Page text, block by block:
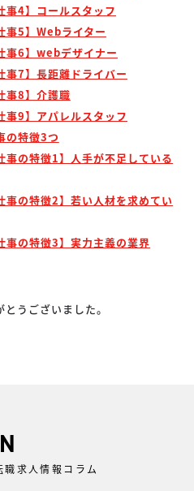
事4】コールスタッフ
事5】Webライター
事6】webデザイナー
事7】長距離ドライバー
事8】介護職
事9】アパレルスタッフ
の特徴3つ
事の特徴1】人手が不足している
事の特徴2】若い人材を求めてい
事の特徴3】実力主義の業界
うございました。
求人情報コラム